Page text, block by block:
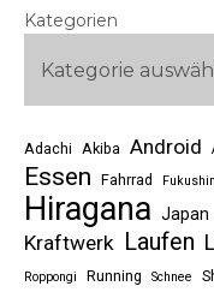
Kategorien
Adachi Akiba Android
Essen Fahrrad
Hiragana Japan
Kraftwerk Laufen
Roppongi
Running Schnee